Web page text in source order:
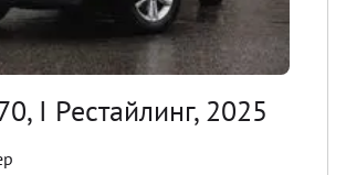
I Рестайлинг, 2025